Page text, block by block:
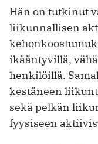
Hän on tutkinut
liikunnallisen
ikääntyvillä,
henkilöillä.
kestäneen
sekä pelkän
fyysiseen